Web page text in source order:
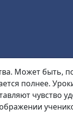
Может быть,
полнее.
чувство